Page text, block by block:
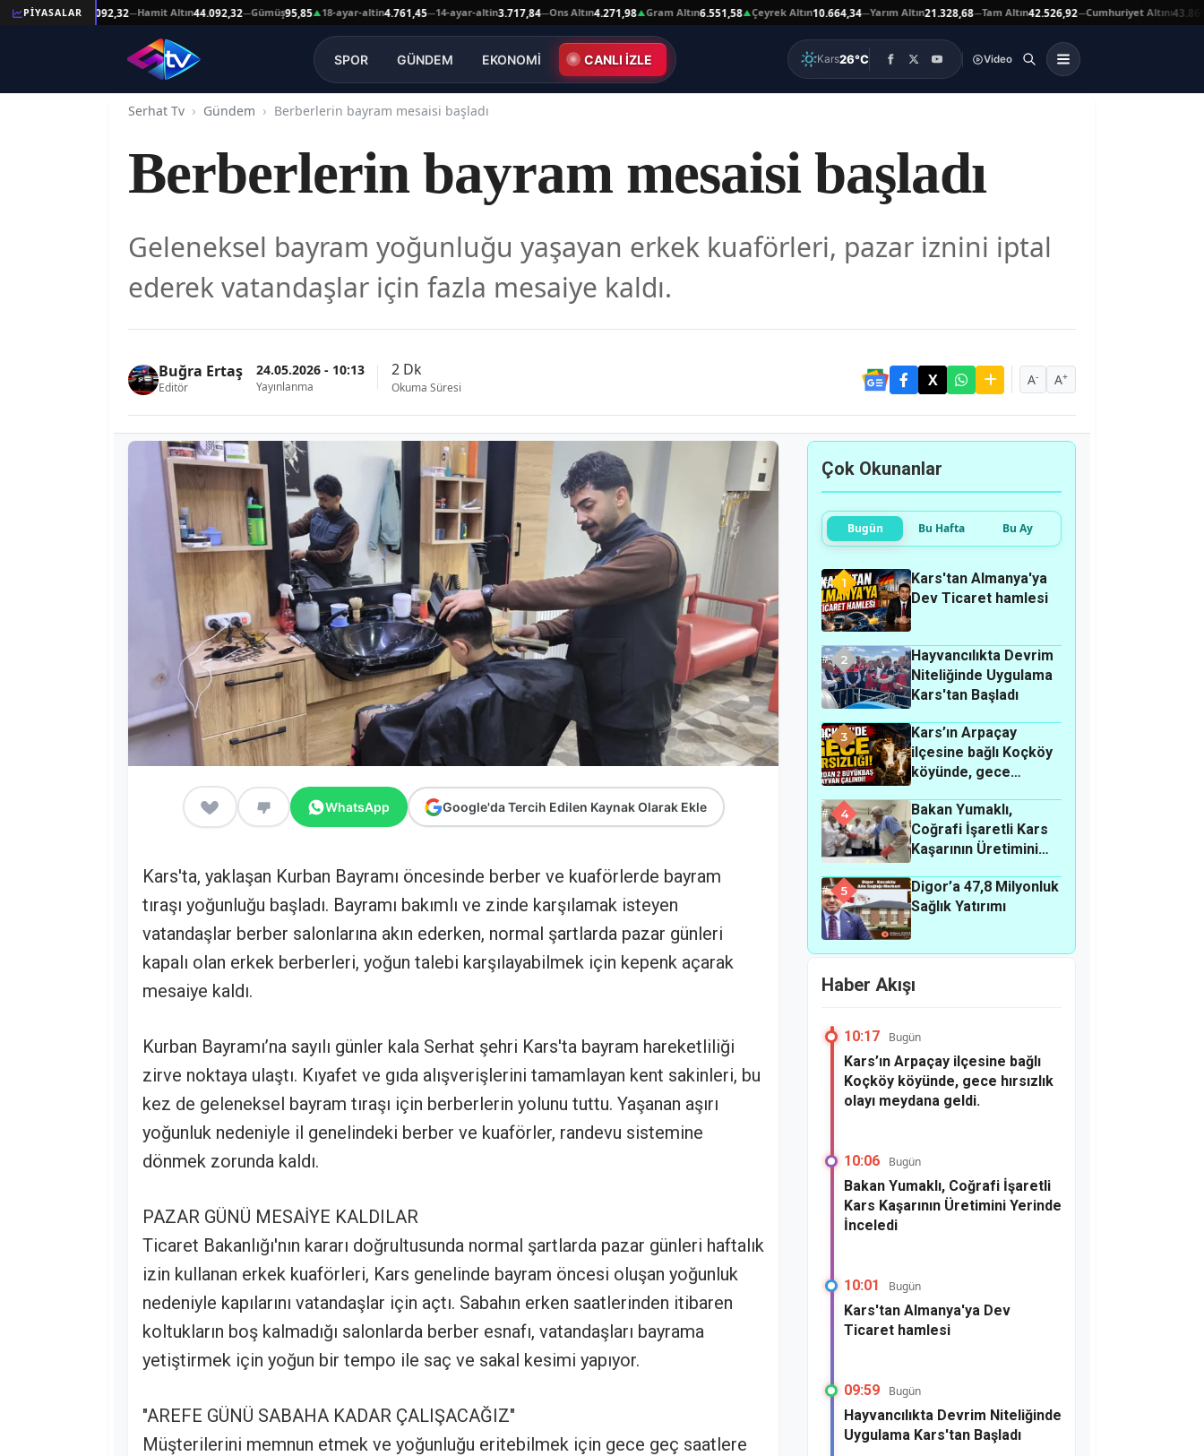
PİYASALAR
Reşat Altın44.092,32—Hamit Altın44.092,32—Gümüş95,85▲18-ayar-altin4.761,45—14-ayar-altin3.717,84—Ons Altın4.271,98▲Gram Altın6.551,58▲Çeyrek Altın10.664,34—Yarım Altın21.328,68—Tam Altın42.526,92—Cumhuriyet Altını 43.869,00
SPOR GÜNDEM EKONOMİ CANLI İZLE Kars26°C Video
Serhat Tv Gündem Berberlerin bayram mesaisi başladı
Berberlerin bayram mesaisi başladı
Geleneksel bayram yoğunluğu yaşayan erkek kuaförleri, pazar iznini iptal
ederek vatandaşlar için fazla mesaiye kaldı.
Buğra Ertaş
Editör
24.05.2026 - 10:13
Yayınlanma
2 Dk
Okuma Süresi A- A+
WhatsApp Google'da Tercih Edilen Kaynak Olarak Ekle
Kars'ta, yaklaşan Kurban Bayramı öncesinde berber ve kuaförlerde bayram
tıraşı yoğunluğu başladı. Bayramı bakımlı ve zinde karşılamak isteyen
vatandaşlar berber salonlarına akın ederken, normal şartlarda pazar günleri
kapalı olan erkek berberleri, yoğun talebi karşılayabilmek için kepenk açarak
mesaiye kaldı.
Kurban Bayramı’na sayılı günler kala Serhat şehri Kars'ta bayram hareketliliği
zirve noktaya ulaştı. Kıyafet ve gıda alışverişlerini tamamlayan kent sakinleri, bu
kez de geleneksel bayram tıraşı için berberlerin yolunu tuttu. Yaşanan aşırı
yoğunluk nedeniyle il genelindeki berber ve kuaförler, randevu sistemine
dönmek zorunda kaldı.
PAZAR GÜNÜ MESAİYE KALDILAR
Ticaret Bakanlığı'nın kararı doğrultusunda normal şartlarda pazar günleri haftalık
izin kullanan erkek kuaförleri, Kars genelinde bayram öncesi oluşan yoğunluk
nedeniyle kapılarını vatandaşlar için açtı. Sabahın erken saatlerinden itibaren
koltukların boş kalmadığı salonlarda berber esnafı, vatandaşları bayrama
yetiştirmek için yoğun bir tempo ile saç ve sakal kesimi yapıyor.
"AREFE GÜNÜ SABAHA KADAR ÇALIŞACAĞIZ"
Müşterilerini memnun etmek ve yoğunluğu eritebilmek için gece geç saatlere
Çok Okunanlar
Bugün Bu Hafta Bu Ay
1
Kars'tan Almanya'ya
Dev Ticaret hamlesi
2
Hayvancılıkta Devrim
Niteliğinde Uygulama
Kars'tan Başladı
3
Kars’ın Arpaçay
ilçesine bağlı Koçköy
köyünde, gece
meydana geldi.
4
Bakan Yumaklı,
Coğrafi İşaretli Kars
Kaşarının Üretimini
5
Digor’a 47,8 Milyonluk
Sağlık Yatırımı
Haber Akışı
10:17 Bugün
Kars’ın Arpaçay ilçesine bağlı
Koçköy köyünde, gece hırsızlık
olayı meydana geldi.
10:06 Bugün
Bakan Yumaklı, Coğrafi İşaretli
Kars Kaşarının Üretimini Yerinde
İnceledi
10:01 Bugün
Kars'tan Almanya'ya Dev
Ticaret hamlesi
09:59 Bugün
Hayvancılıkta Devrim Niteliğinde
Uygulama Kars'tan Başladı